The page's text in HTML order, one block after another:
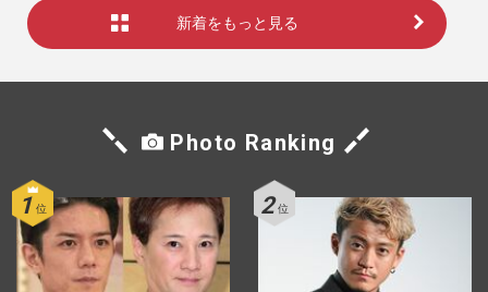
新着をもっと見る
Photo Ranking